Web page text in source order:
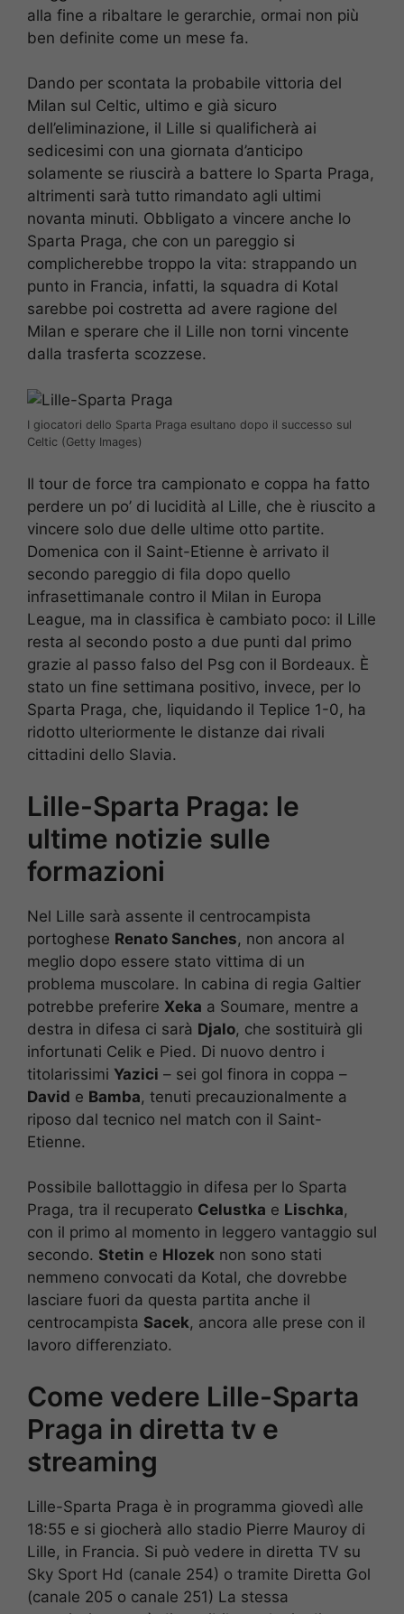
alla fine a ribaltare le gerarchie, ormai non più
ben definite come un mese fa.
Dando per scontata la probabile vittoria del
Milan sul Celtic, ultimo e già sicuro
dell’eliminazione, il Lille si qualificherà ai
sedicesimi con una giornata d’anticipo
solamente se riuscirà a battere lo Sparta Praga,
altrimenti sarà tutto rimandato agli ultimi
novanta minuti. Obbligato a vincere anche lo
Sparta Praga, che con un pareggio si
complicherebbe troppo la vita: strappando un
punto in Francia, infatti, la squadra di Kotal
sarebbe poi costretta ad avere ragione del
Milan e sperare che il Lille non torni vincente
dalla trasferta scozzese.
I giocatori dello Sparta Praga esultano dopo il successo sul
Celtic (Getty Images)
Il tour de force tra campionato e coppa ha fatto
perdere un po’ di lucidità al Lille, che è riuscito a
vincere solo due delle ultime otto partite.
Domenica con il Saint-Etienne è arrivato il
secondo pareggio di fila dopo quello
infrasettimanale contro il Milan in Europa
League, ma in classifica è cambiato poco: il Lille
resta al secondo posto a due punti dal primo
grazie al passo falso del Psg con il Bordeaux. È
stato un fine settimana positivo, invece, per lo
Sparta Praga, che, liquidando il Teplice 1-0, ha
ridotto ulteriormente le distanze dai rivali
cittadini dello Slavia.
Lille-Sparta Praga: le
ultime notizie sulle
formazioni
Nel Lille sarà assente il centrocampista
portoghese Renato Sanches, non ancora al
meglio dopo essere stato vittima di un
problema muscolare. In cabina di regia Galtier
potrebbe preferire Xeka a Soumare, mentre a
destra in difesa ci sarà Djalo, che sostituirà gli
infortunati Celik e Pied. Di nuovo dentro i
titolarissimi Yazici – sei gol finora in coppa –
David e Bamba, tenuti precauzionalmente a
riposo dal tecnico nel match con il Saint-
Etienne.
Possibile ballottaggio in difesa per lo Sparta
Praga, tra il recuperato Celustka e Lischka,
con il primo al momento in leggero vantaggio sul
secondo. Stetin e Hlozek non sono stati
nemmeno convocati da Kotal, che dovrebbe
lasciare fuori da questa partita anche il
centrocampista Sacek, ancora alle prese con il
lavoro differenziato.
Come vedere Lille-Sparta
Praga in diretta tv e
streaming
Lille-Sparta Praga è in programma giovedì alle
18:55 e si giocherà allo stadio Pierre Mauroy di
Lille, in Francia. Si può vedere in diretta TV su
Sky Sport Hd (canale 254) o tramite Diretta Gol
(canale 205 o canale 251) La stessa